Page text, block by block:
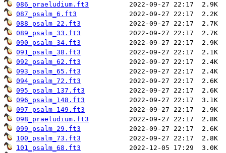
086_praeludium.ft3
087_psalm_6.ft3
088_psalm_22.ft3
089_psalm_33.ft3
090_psalm_34.ft3
091_psalm_38.ft3
092_psalm_62.ft3
093_psalm_65.ft3
094_psalm_72.ft3
095_psalm_137.ft3
096_psalm_148.ft3
097_psalm_149.ft3
098_praeludium.ft3
099_psalm_29.ft3
100_psalm_73.ft3
101_psalm_68.ft3